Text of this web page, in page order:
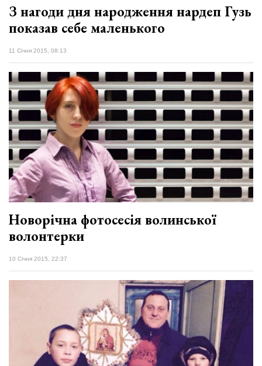
З нагоди дня народження нардеп Гузь
показав себе маленького
11 Січня 2015, 08:13
Новорічна фотосесія волинської
волонтерки
10 Січня 2015, 22:37